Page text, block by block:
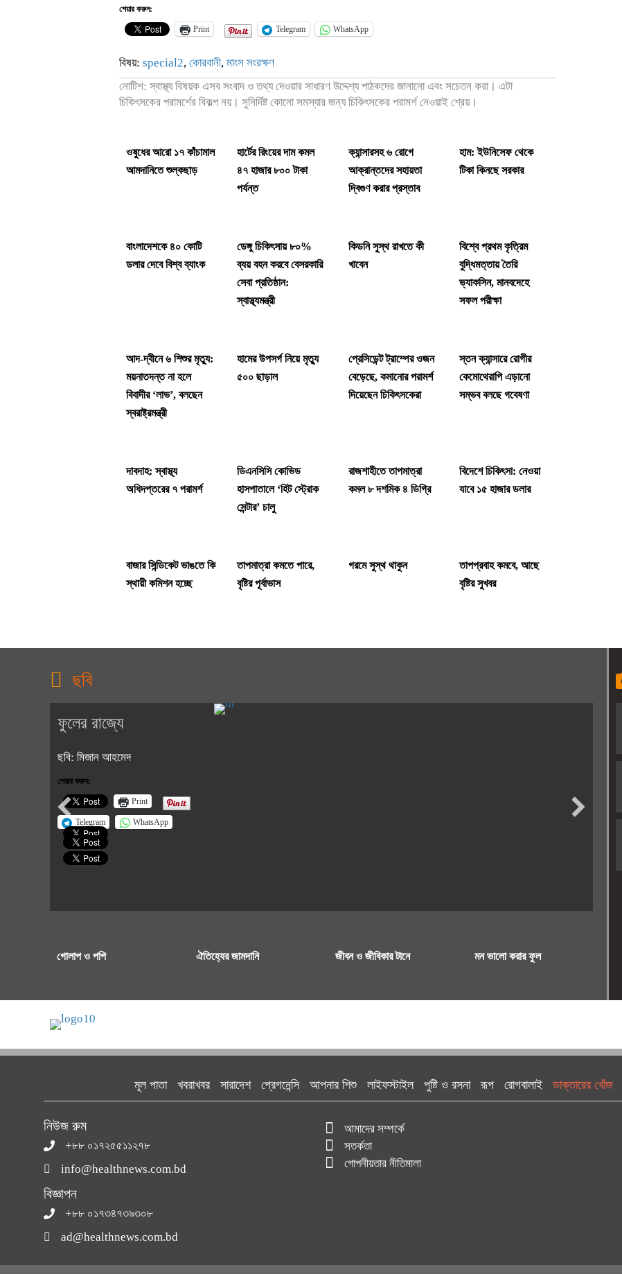
শেয়ার করুন:
Print Telegram WhatsApp
বিষয়: special2, কোরবানী, মাংস সংরক্ষণ
নোটিশ: স্বাস্থ্য বিষয়ক এসব সংবাদ ও তথ্য দেওয়ার সাধারণ উদ্দেশ্য পাঠকদের জানানো এবং সচেতন করা। এটা
চিকিৎসকের পরামর্শের বিকল্প নয়। সুনির্দিষ্ট কোনো সমস্যার জন্য চিকিৎসকের পরামর্শ নেওয়াই শ্রেয়।
ওষুধের আরো ১৭ কাঁচামাল
আমদানিতে শুল্কছাড়
হার্টের রিংয়ের দাম কমল
৪৭ হাজার ৮০০ টাকা
পর্যন্ত
ক্যান্সারসহ ৬ রোগে
আক্রান্তদের সহায়তা
দ্বিগুণ করার প্রস্তাব
হাম: ইউনিসেফ থেকে
টিকা কিনছে সরকার
বাংলাদেশকে ৪০ কোটি
ডলার দেবে বিশ্ব ব্যাংক
ডেঙ্গু চিকিৎসায় ৮০%
ব্যয় বহন করবে বেসরকারি
সেবা প্রতিষ্ঠান:
স্বাস্থ্যমন্ত্রী
কিডনি সুস্থ রাখতে কী
খাবেন
বিশ্বে প্রথম কৃত্রিম
বুদ্ধিমত্তায় তৈরি
ভ্যাকসিন, মানবদেহে
সফল পরীক্ষা
আদ-দ্বীনে ৬ শিশুর মৃত্যু:
ময়নাতদন্ত না হলে
বিবাদীর ‘লাভ’, বলছেন
স্বরাষ্ট্রমন্ত্রী
হামের উপসর্গ নিয়ে মৃত্যু
৫০০ ছাড়াল
প্রেসিডেন্ট ট্রাম্পের ওজন
বেড়েছে, কমানোর পরামর্শ
দিয়েছেন চিকিৎসকেরা
স্তন ক্যান্সারে রোগীর
কেমোথেরাপি এড়ানো
সম্ভব বলছে গবেষণা
দাবদাহ: স্বাস্থ্য
অধিদপ্তরের ৭ পরামর্শ
ডিএনসিসি কোভিড
হাসপাতালে ‘হিট স্ট্রোক
সেন্টার’ চালু
রাজশাহীতে তাপমাত্রা
কমল ৮ দশমিক ৪ ডিগ্রি
বিদেশে চিকিৎসা: নেওয়া
যাবে ১৫ হাজার ডলার
বাজার সিন্ডিকেট ভাঙতে কি
স্থায়ী কমিশন হচ্ছে
তাপমাত্রা কমতে পারে,
বৃষ্টির পূর্বাভাস
গরমে সুস্থ থাকুন
তাপপ্রবাহ কমবে, আছে
বৃষ্টির সুখবর
ছবি
ফুলের রাজ্যে
ছবি: মিজান আহমেদ
শেয়ার করুন:
Print
Telegram WhatsApp
গোলাপ ও পপি ঐতিহ্যের জামদানি জীবন ও জীবিকার টানে মন ভালো করার ফুল
মূল পাতা খবরাখবর সারাদেশ প্রেগনেন্সি আপনার শিশু লাইফস্টাইল পুষ্টি ও রসনা রূপ রোগবালাই ডাক্তারের খোঁজ
নিউজ রুম
+৮৮ ০১৭২৫৫১১২৭৮
info@healthnews.com.bd
বিজ্ঞাপন
+৮৮ ০১৭৩৪৭৩৯৩০৮
ad@healthnews.com.bd
আমাদের সম্পর্কে
সতর্কতা
গোপনীয়তার নীতিমালা